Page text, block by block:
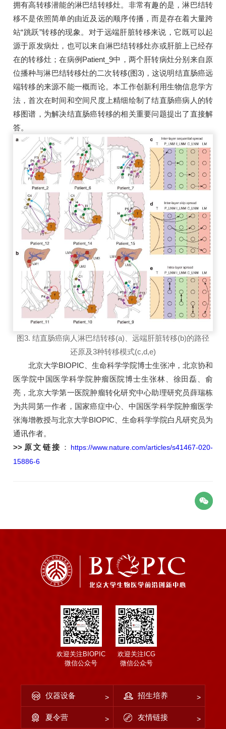
拥有高转移潜能的淋巴结转移灶。非常有趣的是，淋巴结转
移不是依照简单的由近及远的顺序传播，而是存在着大量跨
站“跳跃”转移的现象。对于远端肝脏转移来说，它既可以起
源于原发病灶，也可以来自淋巴结转移灶亦或肝脏上已经存
在的转移灶；在病例Patient_9中，两个肝转病灶分别来自原
位播种与淋巴结转移灶的二次转移(图3)，这说明结直肠癌远
端转移的来源不能一概而论。本工作创新利用生物信息学方
法，首次在时间和空间尺度上精细绘制了结直肠癌病人的转
移图谱，为解决结直肠癌转移的相关重要问题提出了直接解
答。
图3. 结直肠癌病人淋巴结转移(a)、远端肝脏转移(b)的路径
还原及3种转移模式(c,d,e)
北京大学BIOPIC、生命科学学院博士生张冲，北京协和
医学院中国医学科学院肿瘤医院博士生张林、徐田磊、俞
亮，北京大学第一医院肿瘤转化研究中心助理研究员薛瑞栋
为共同第一作者，国家癌症中心、中国医学科学院肿瘤医学
张海增教授与北京大学BIOPIC、生命科学学院白凡研究员为
通讯作者。
>>原文链接 ： https://www.nature.com/articles/s41467-020-
15886-6
欢迎关注BIOPIC
微信公众号
欢迎关注ICG
微信公众号
仪器设备 招生培养
夏令营 友情链接